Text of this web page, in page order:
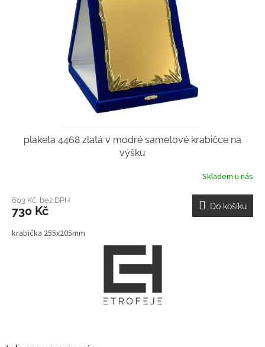
plaketa 4468 zlatá v modré sametové krabičce na
výšku
Skladem u nás
603 Kč bez DPH
730 Kč Do košíku
krabička 255x205mm